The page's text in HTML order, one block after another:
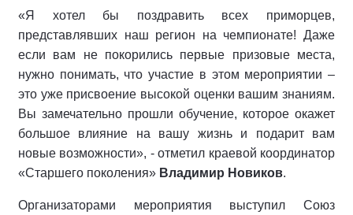
«Я хотел бы поздравить всех приморцев,
представлявших наш регион на чемпионате! Даже
если вам не покорились первые призовые места,
нужно понимать, что участие в этом мероприятии –
это уже присвоение высокой оценки вашим знаниям.
Вы замечательно прошли обучение, которое окажет
большое влияние на вашу жизнь и подарит вам
новые возможности», - отметил краевой координатор
«Старшего поколения» Владимир Новиков.
Организаторами мероприятия выступил Союз